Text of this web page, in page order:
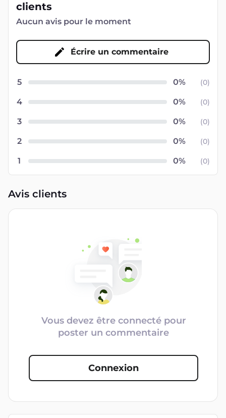
clients
Aucun avis pour le moment
Écrire un commentaire
5 (0)
4 (0)
3 (0)
2 (0)
1 (0)
Avis clients
Vous devez être connecté pour
poster un commentaire
Connexion